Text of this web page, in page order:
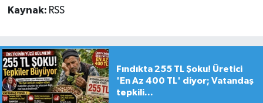
Kaynak: RSS
Fındıkta 255 TL Şoku! Üretici
'En Az 400 TL' diyor; Vatandaş
tepkili...